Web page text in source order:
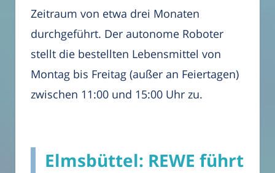
Zeitraum von etwa drei Monaten
durchgeführt. Der autonome Roboter
stellt die bestellten Lebensmittel von
Montag bis Freitag (außer an Feiertagen)
zwischen 11:00 und 15:00 Uhr zu.
Elmsbüttel: REWE führt